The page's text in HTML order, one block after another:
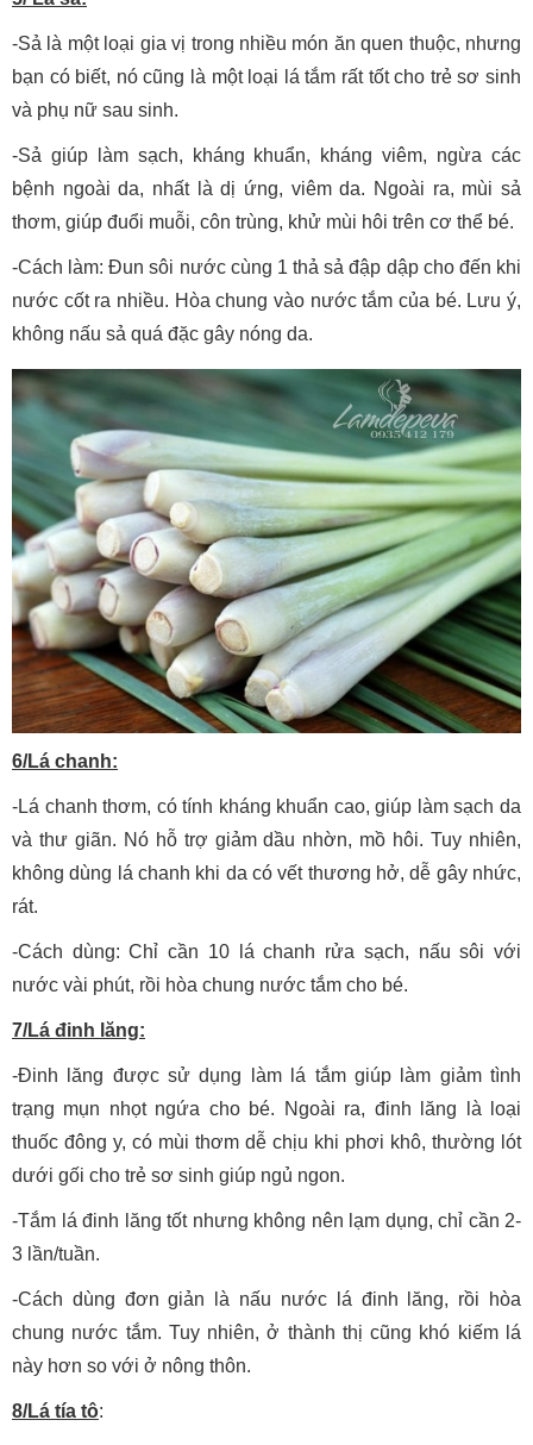
-Sả là một loại gia vị trong nhiều món ăn quen thuộc, nhưng
bạn có biết, nó cũng là một loại lá tắm rất tốt cho trẻ sơ sinh
và phụ nữ sau sinh.
-Sả giúp làm sạch, kháng khuẩn, kháng viêm, ngừa các
bệnh ngoài da, nhất là dị ứng, viêm da. Ngoài ra, mùi sả
thơm, giúp đuổi muỗi, côn trùng, khử mùi hôi trên cơ thể bé.
-Cách làm: Đun sôi nước cùng 1 thả sả đập dập cho đến khi
nước cốt ra nhiều. Hòa chung vào nước tắm của bé. Lưu ý,
không nấu sả quá đặc gây nóng da.
6/Lá chanh:
-Lá chanh thơm, có tính kháng khuẩn cao, giúp làm sạch da
và thư giãn. Nó hỗ trợ giảm dầu nhờn, mồ hôi. Tuy nhiên,
không dùng lá chanh khi da có vết thương hở, dễ gây nhức,
rát.
-Cách dùng: Chỉ cần 10 lá chanh rửa sạch, nấu sôi với
nước vài phút, rồi hòa chung nước tắm cho bé.
7/Lá đinh lăng:
-Đinh lăng được sử dụng làm lá tắm giúp làm giảm tình
trạng mụn nhọt ngứa cho bé. Ngoài ra, đinh lăng là loại
thuốc đông y, có mùi thơm dễ chịu khi phơi khô, thường lót
dưới gối cho trẻ sơ sinh giúp ngủ ngon.
-Tắm lá đinh lăng tốt nhưng không nên lạm dụng, chỉ cần 2-
3 lần/tuần.
-Cách dùng đơn giản là nấu nước lá đinh lăng, rồi hòa
chung nước tắm. Tuy nhiên, ở thành thị cũng khó kiếm lá
này hơn so với ở nông thôn.
8/Lá tía tô: